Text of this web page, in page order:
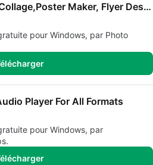
Instant Photo Collage,Poster Maker, Flyer Designer, Ads Page Designer
pour Windows, par Photo
Player For All Formats
pour Windows, par